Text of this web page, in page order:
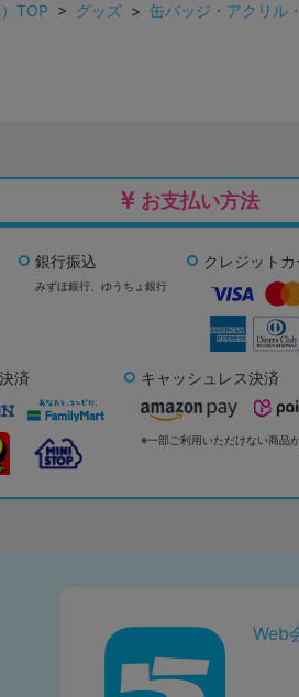
TOP > グッズ > 缶バッジ・アクリル
お支払い方法
銀行振込
みずほ銀行、 ゆうちょ銀行
クレジット
済 キャッシュレス決済
※一部ご利用いただけない商品
Web